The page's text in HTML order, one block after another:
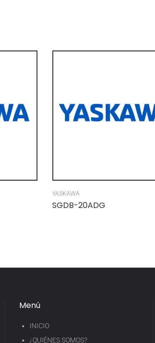
YASKAWA
SGDB-20ADG
Menú
INICIO
¿QUIÉNES SOMOS?